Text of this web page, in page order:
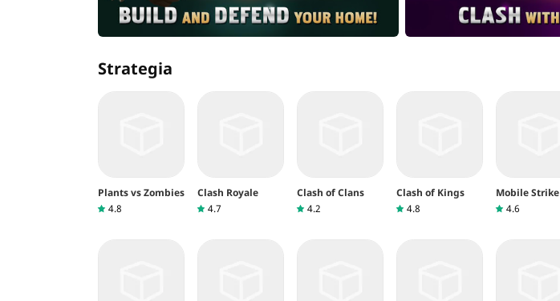
Strategia
Plants vs Zombies
4.8
Clash Royale
4.7
Clash of Clans
4.2
Clash of Kings
4.8
Mobile Strike
4.6